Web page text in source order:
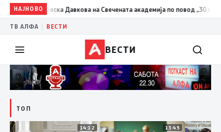
НАЈНОВО
Сиљановска Давкова на Свечената академија по повод „30 години
ТВ АЛФА ВЕСТИ
ВЕСТИ
ТОП
15:20 14:12 13:45